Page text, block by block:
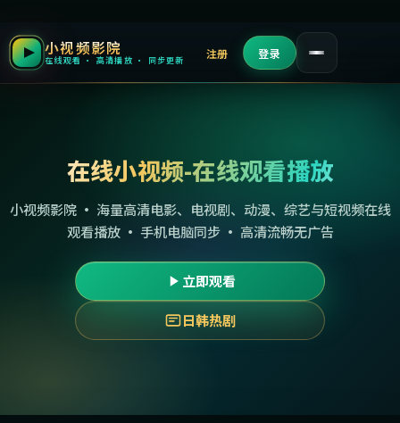
小视频影院
在线观看 · 高清播放 · 同步更新 注册 登录
在线小视频-在线观看播放
小视频影院 · 海量高清电影、电视剧、动漫、综艺与短视频在线
观看播放 · 手机电脑同步 · 高清流畅无广告
立即观看
日韩热剧